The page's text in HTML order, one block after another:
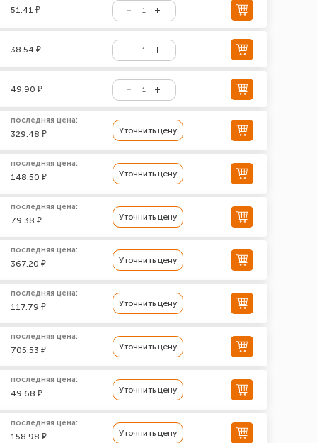
51.41 ₽
38.54 ₽
49.90 ₽
последняя цена:
329.48 ₽ Уточнить цену
последняя цена:
148.50 ₽ Уточнить цену
последняя цена:
79.38 ₽ Уточнить цену
последняя цена:
367.20 ₽ Уточнить цену
последняя цена:
117.79 ₽ Уточнить цену
последняя цена:
705.53 ₽ Уточнить цену
последняя цена:
49.68 ₽ Уточнить цену
последняя цена:
158.98 ₽ Уточнить цену